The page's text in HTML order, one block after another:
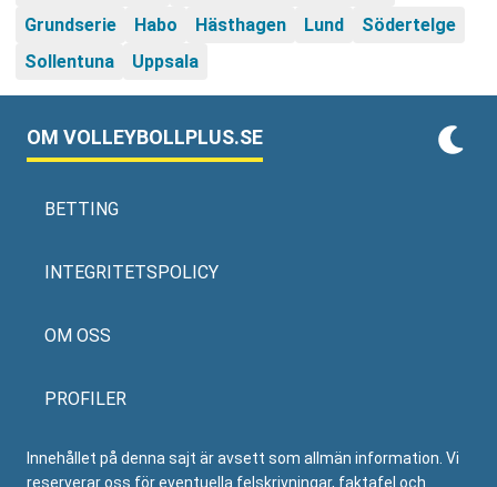
Grundserie
Habo Hästhagen Lund
Södertelge
Sollentuna
Uppsala
OM VOLLEYBOLLPLUS.SE
BETTING
INTEGRITETSPOLICY
OM OSS
PROFILER
Innehållet på denna sajt är avsett som allmän information. Vi
reserverar oss för eventuella felskrivningar, faktafel och